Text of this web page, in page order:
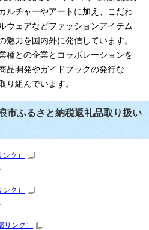
ルチャーやアートに加え、こだわ
ウェアなどファッションアイテム
魅力を国内外に発信しています。
種との企業とコラボレーションを
品開発やガイドブックの発行な
り組んでいます。
ふるさと納税返礼品取り扱い
ンク）
ンク）
リンク）